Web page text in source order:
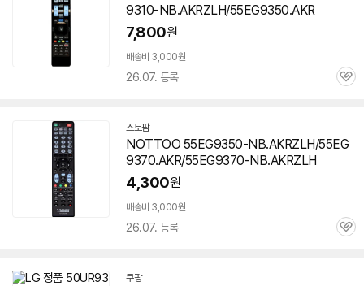
버
이
9310-NB.AKRZLH/55EG9350.AKR
7,800원
배송비 3,000원
26.07. 등록
관
스토팜네
버
이
NOTTOO 55EG9350-NB.AKRZLH/55EG
9370.AKR/55EG9370-NB.AKRZLH
4,300원
배송비 3,000원
26.07. 등록
관
쿠팡